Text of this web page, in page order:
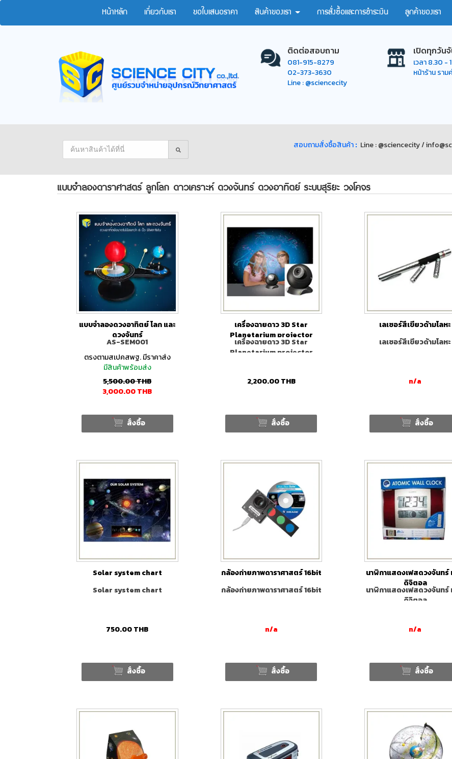
หน้าหลัก เกี่ยวกับเรา ขอใบเสนอราคา สินค้าของเรา การสั่งซื้อและการชำระเงิน ลูกค้าของเรา
ติดต่อสอบถาม
081-915-8279
02-373-3630
Line : @sciencecity
เปิดทุกวัน
เวลา 8.30 -
หน้าร้าน รา
สอบถามสั่งซื้อสินค้า: Line : @sciencecity /
แบบจำลองดาราศาสตร์ ลูกโลก ดาวเคราะห์ ดวงจันทร์ ดวงอาทิตย์ ระบบสุริยะ วงโคจร
แบบจำลองดวงอาทิตย์ โลก และ
ดวงจันทร์
AS-SEM001
ตรงตามสเปคสพฐ. มีราคาส่ง
มีสินค้าพร้อมส่ง
5,500.00THB
3,000.00THB
สั่งซื้อ
เครื่องฉายดาว 3D Star
Planetarium projector
เครื่องฉายดาว 3D Star
Planetarium projector
2,200.00 THB
สั่งซื้อ
เลเซอร์สีเขียวด้ามโลหะ
เลเซอร์สีเขียวด้ามโลหะ
n/a
สั่งซื้อ
Solar system chart
Solar system chart
750.00THB
สั่งซื้อ
กล้องถ่ายภาพดาราศาสตร์ 16bit
กล้องถ่ายภาพดาราศาสตร์ 16bit
n/a
สั่งซื้อ
นาฬิกาแสดงเฟสดวงจันทร์
ดิจิตอล
นาฬิกาแสดงเฟสดวงจันทร์
ดิจิตอล
n/a
สั่งซื้อ